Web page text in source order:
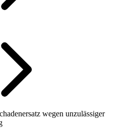
wegen unzulässiger